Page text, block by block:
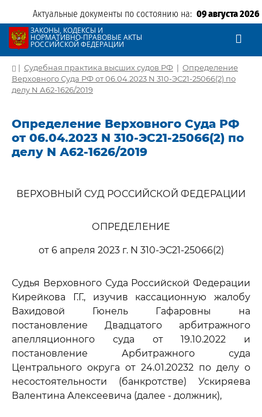
Актуальные документы по состоянию на: 09 августа 2026
ЗАКОНЫ, КОДЕКСЫ И
НОРМАТИВНО-ПРАВОВЫЕ АКТЫ
РОССИЙСКОЙ ФЕДЕРАЦИИ
| Судебная практика высших судов РФ | Определение
Верховного Суда РФ от 06.04.2023 N 310-ЭС21-25066(2) по
делу N А62-1626/2019
Определение Верховного Суда РФ
от 06.04.2023 N 310-ЭС21-25066(2) по
делу N А62-1626/2019
ВЕРХОВНЫЙ СУД РОССИЙСКОЙ ФЕДЕРАЦИИ
ОПРЕДЕЛЕНИЕ
от 6 апреля 2023 г. N 310-ЭС21-25066(2)
Судья Верховного Суда Российской Федерации
Кирейкова Г.Г., изучив кассационную жалобу
Вахидовой Гюнель Гафаровны на
постановление Двадцатого арбитражного
апелляционного суда от 19.10.2022 и
постановление Арбитражного суда
Центрального округа от 24.01.20232 по делу о
несостоятельности (банкротстве) Ускиряева
Валентина Алексеевича (далее - должник),